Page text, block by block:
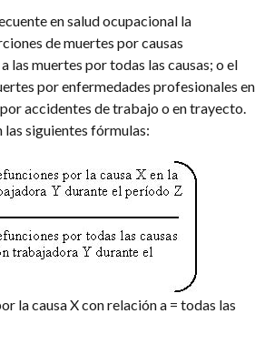
en salud ocupacional la
de muertes por causas
las muertes por todas las causas; o el
por enfermedades profesionales en
accidentes de trabajo o en trayecto.
las siguientes fórmulas:
la causa X con relación a = todas las